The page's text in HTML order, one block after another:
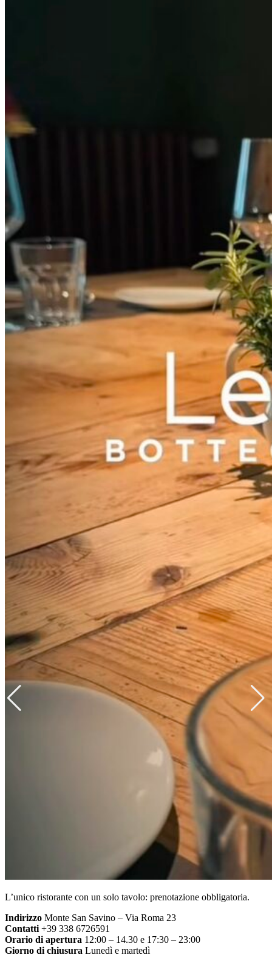
L’unico ristorante con un solo tavolo: prenotazione obbligatoria.
Indirizzo Monte San Savino – Via Roma 23
Contatti +39 338 6726591
Orario di apertura 12:00 – 14.30 e 17:30 – 23:00
Giorno di chiusura Lunedì e martedì